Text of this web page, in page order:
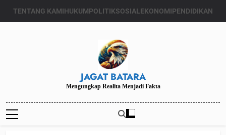
TENTANG KAMIHUKUMPOLITIKSOSIALEKONOMIPENDIDIKAN
JAGAT BATARA
Mengungkap Realita Menjadi Fakta